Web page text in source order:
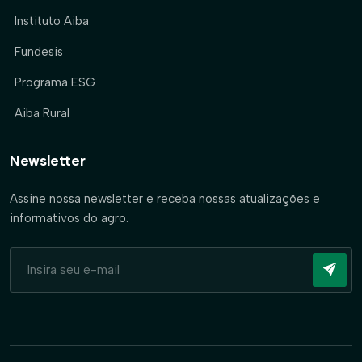
Instituto Aiba
Fundesis
Programa ESG
Aiba Rural
Newsletter
Assine nossa newsletter e receba nossas atualizações e
informativos do agro.